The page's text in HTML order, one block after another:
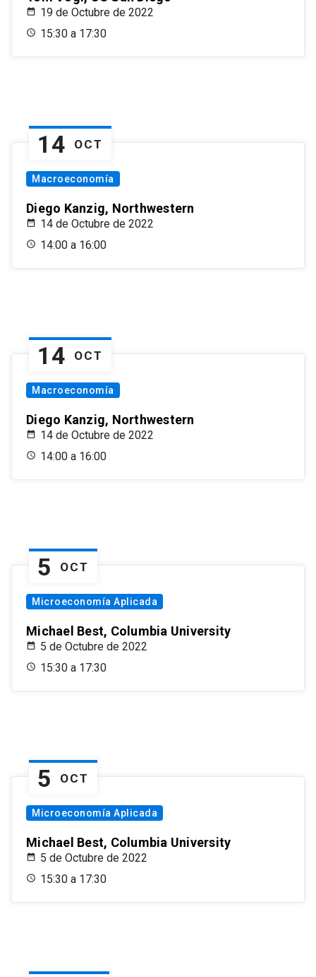
19 de Octubre de 2022
15:30 a 17:30
14 OCT
Macroeconomía
Diego Kanzig, Northwestern
14 de Octubre de 2022
14:00 a 16:00
14 OCT
Macroeconomía
Diego Kanzig, Northwestern
14 de Octubre de 2022
14:00 a 16:00
5 OCT
Microeconomía Aplicada
Michael Best, Columbia University
5 de Octubre de 2022
15:30 a 17:30
5 OCT
Microeconomía Aplicada
Michael Best, Columbia University
5 de Octubre de 2022
15:30 a 17:30